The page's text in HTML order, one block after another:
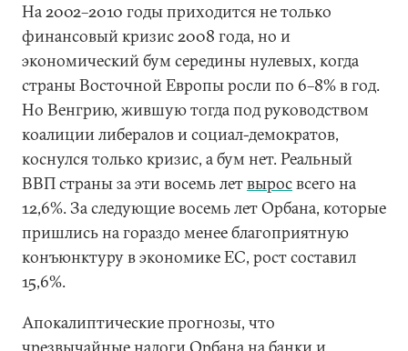
На 2002–2010 годы приходится не только
финансовый кризис 2008 года, но и
экономический бум середины нулевых, когда
страны Восточной Европы росли по 6–8% в год.
Но Венгрию, жившую тогда под руководством
коалиции либералов и социал-демократов,
коснулся только кризис, а бум нет. Реальный
ВВП страны за эти восемь летвыросвсего на
12,6%. За следующие восемь лет Орбана, которые
пришлись на гораздо менее благоприятную
конъюнктуру в экономике ЕС, рост составил
15,6%.
Апокалиптические прогнозы, что